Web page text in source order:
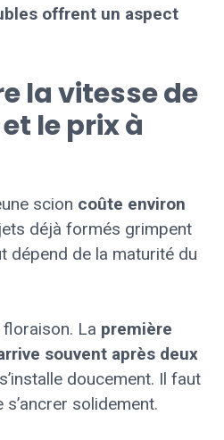
offrent un aspect
la vitesse de
le prix à
scion coûte environ
déjà formés grimpent
dépend de la maturité du
La première
souvent après deux
doucement. Il faut
solidement.